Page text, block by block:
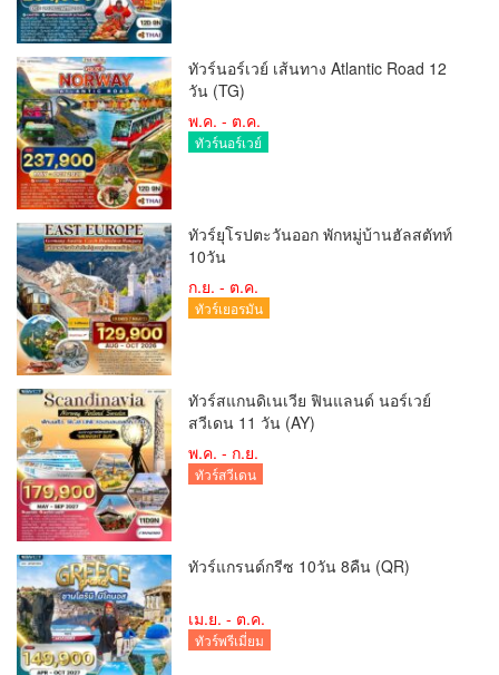
ทัวร์นอร์เวย์ เส้นทาง Atlantic Road 12
วัน (TG)
พ.ค. - ต.ค.
ทัวร์นอร์เวย์
ทัวร์ยุโรปตะวันออก พักหมู่บ้านฮัลสตัทท์
10วัน
ก.ย. - ต.ค.
ทัวร์เยอรมัน
ทัวร์สแกนดิเนเวีย ฟินแลนด์ นอร์เวย์
สวีเดน 11 วัน (AY)
พ.ค. - ก.ย.
ทัวร์สวีเดน
ทัวร์แกรนด์กรีซ 10วัน 8คืน (QR)
เม.ย. - ต.ค.
ทัวร์พรีเมี่ยม